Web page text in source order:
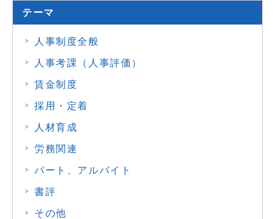
テーマ
人事制度全般
人事考課（人事評価）
賃金制度
採用・定着
人材育成
労務関連
パート、アルバイト
書評
その他